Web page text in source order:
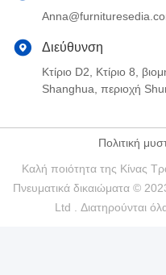
Διεύθυνση
Κτίριο D2, Κτίριο 8,
Shanghua, περιοχή
Πολιτική
Καλή ποιότητα της Κίνας
Πνευματικά δικαιώματα ©
Ltd . Διατηρούνται